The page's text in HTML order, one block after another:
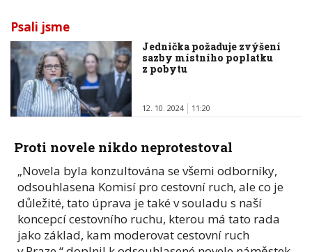
Psali jsme
Jednička požaduje zvýšení
sazby místního poplatku
z pobytu
12. 10. 2024 11:20
Proti novele nikdo neprotestoval
„Novela byla konzultována se všemi odborníky,
odsouhlasena Komisí pro cestovní ruch, ale co je
důležité, tato úprava je také v souladu s naší
koncepcí cestovního ruchu, kterou má tato rada
jako základ, kam moderovat cestovní ruch